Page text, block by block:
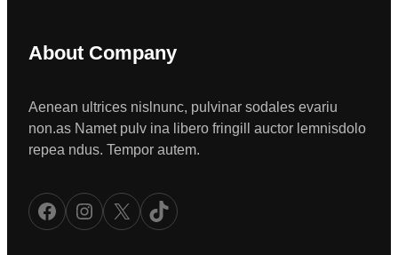
About Company
Aenean ultrices nislnunc, pulvinar sodales evariu
non.as Namet pulv ina libero fringill auctor lemnisdolo
repea ndus. Tempor autem.
Facebook Instagram X TikTok